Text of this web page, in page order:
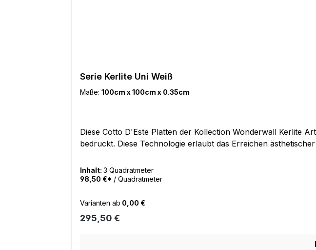
Serie Kerlite Uni Weiß
Maße: 100cm x 100cm x 0.35cm
Diese Cotto D'Este Platten der Kollection Wonderwall Kerlite Art wurde mit der neuen Digitaldrucktechnologie mit Kaltlacken
bedruckt. Diese Technologie erlaubt das Erreichen
Inhalt: 3 Quadratmeter
98,50 €* / Quadratmeter
Varianten ab 0,00 €
Regulärer Preis:
295,50 €